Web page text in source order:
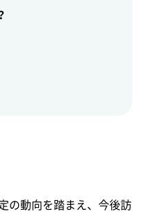
の動向を踏まえ、今後訪